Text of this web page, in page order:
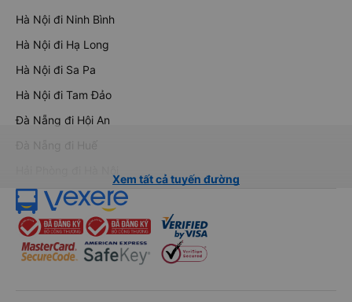
Hà Nội đi Ninh Bình
Hà Nội đi Hạ Long
Hà Nội đi Sa Pa
Hà Nội đi Tam Đảo
Đà Nẵng đi Hội An
Đà Nẵng đi Huế
Xem tất cả tuyến đường